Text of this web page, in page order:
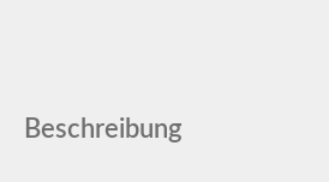
Beschreibung